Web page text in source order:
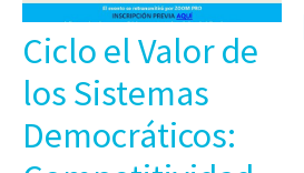
Ciclo el Valor de
los Sistemas
Democráticos: